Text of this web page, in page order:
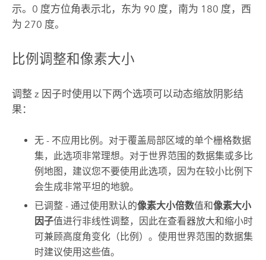
示。0 度方位角表示北，东为 90 度，南为 180 度，西
为 270 度。
比例调整和像素大小
调整 z 因子时使用以下两个选项可以动态缩放阴影结
果：
无 - 不应用比例。对于覆盖局部区域的单个栅格数据
集，此选项非常理想。对于世界范围的数据集或多比
例地图，建议您不要使用此选项，因为在较小比例下
会生成非常平坦的地貌。
已调整 - 通过使用默认的像素大小倍数值和像素大小
因子值进行非线性调整，因此在查看器放大和缩小时
可兼顾高度角变化（比例）。使用世界范围的数据集
时建议使用这些值。